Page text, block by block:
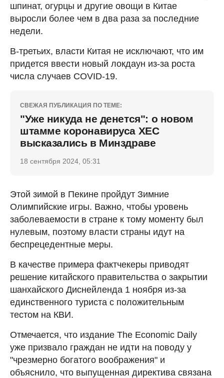
шпинат, огурцы и другие овощи в Китае
выросли более чем в два раза за последние
недели.
В-третьих, власти Китая не исключают, что им
придется ввести новый локдаун из-за роста
числа случаев COVID-19.
СВЕЖАЯ ПУБЛИКАЦИЯ ПО ТЕМЕ:
"Уже никуда не денется": о новом
штамме коронавируса ХЕС
высказались в Минздраве
18 сентября 2024, 05:31
Этой зимой в Пекине пройдут Зимние
Олимпийские игры. Важно, чтобы уровень
заболеваемости в стране к тому моменту был
нулевым, поэтому власти страны идут на
беспрецедентные меры.
В качестве примера фактчекеры приводят
решение китайского правительства о закрытии
шанхайского Диснейленда 1 ноября из-за
единственного туриста с положительным
тестом на КВИ.
Отмечается, что издание The Economic Daily
уже призвало граждан не идти на поводу у
"чрезмерно богатого воображения" и
объяснило, что выпущенная директива связана